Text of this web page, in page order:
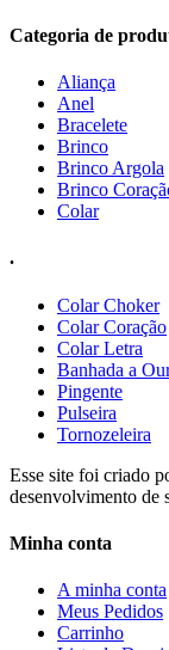
Categoria de
Aliança
Anel
Bracelete
Brinco
Brinco Argola
Brinco
Colar
.
Colar Choker
Colar Coração
Colar Letra
Banhada a
Pingente
Pulseira
Tornozeleira
Esse site foi criado
desenvolvimento de
Minha conta
A minha conta
Meus Pedidos
Carrinho